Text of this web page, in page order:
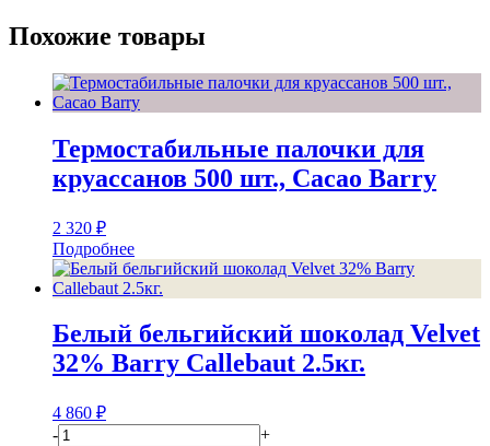
Похожие товары
Термостабильные палочки для
круассанов 500 шт., Cacao Barry
2 320 ₽
Подробнее
Белый бельгийский шоколад Velvet
32% Barry Callebaut 2.5кг.
4 860 ₽
-
+